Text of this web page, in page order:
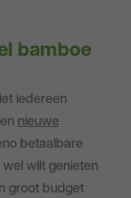
bamboe
iedereen
nieuwe
betaalbare
wilt genieten
groot budget